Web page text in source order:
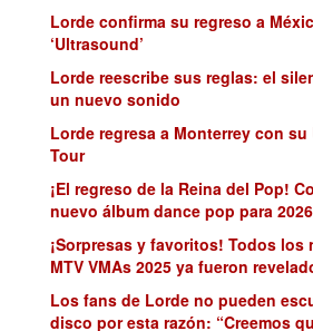
Lorde confirma su regreso a
‘Ultrasound’
Lorde reescribe sus reglas: el
un nuevo sonido
Lorde regresa a Monterrey con
Tour
¡El regreso de la Reina del Pop!
nuevo álbum dance pop para 2026
¡Sorpresas y favoritos! Todos los
MTV VMAs 2025 ya fueron
Los fans de Lorde no pueden
disco por esta razón: “Creemos